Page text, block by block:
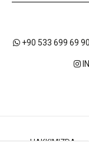
+90 533 699 69 90
HAKKIMIZDA